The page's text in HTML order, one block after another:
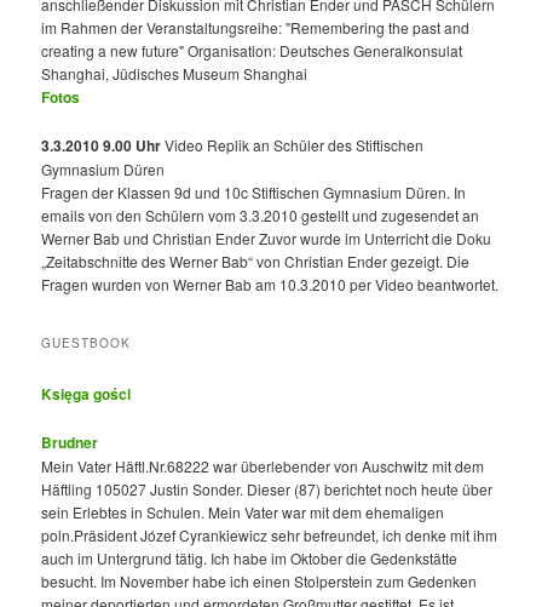
anschließender Diskussion mit Christian Ender und PASCH Schülern
im Rahmen der Veranstaltungsreihe: "Remembering the past and
creating a new future" Organisation: Deutsches Generalkonsulat
Shanghai, Jüdisches Museum Shanghai
Fotos
3.3.2010 9.00 UhrVideo Replik an Schüler des Stiftischen
Gymnasium Düren
Fragen der Klassen 9d und 10c Stiftischen Gymnasium Düren. In
emails von den Schülern vom 3.3.2010 gestellt und zugesendet an
Werner Bab und Christian Ender Zuvor wurde im Unterricht die Doku
„Zeitabschnitte des Werner Bab“ von Christian Ender gezeigt. Die
Fragen wurden von Werner Bab am 10.3.2010 per Video beantwortet.
GUESTBOOK
Księga gości
Brudner
Mein Vater Häftl.Nr.68222 war überlebender von Auschwitz mit dem
Häftling 105027 Justin Sonder. Dieser (87) berichtet noch heute über
sein Erlebtes in Schulen. Mein Vater war mit dem ehemaligen
poln.Präsident Józef Cyrankiewicz sehr befreundet, ich denke mit ihm
auch im Untergrund tätig. Ich habe im Oktober die Gedenkstätte
besucht. Im November habe ich einen Stolperstein zum Gedenken